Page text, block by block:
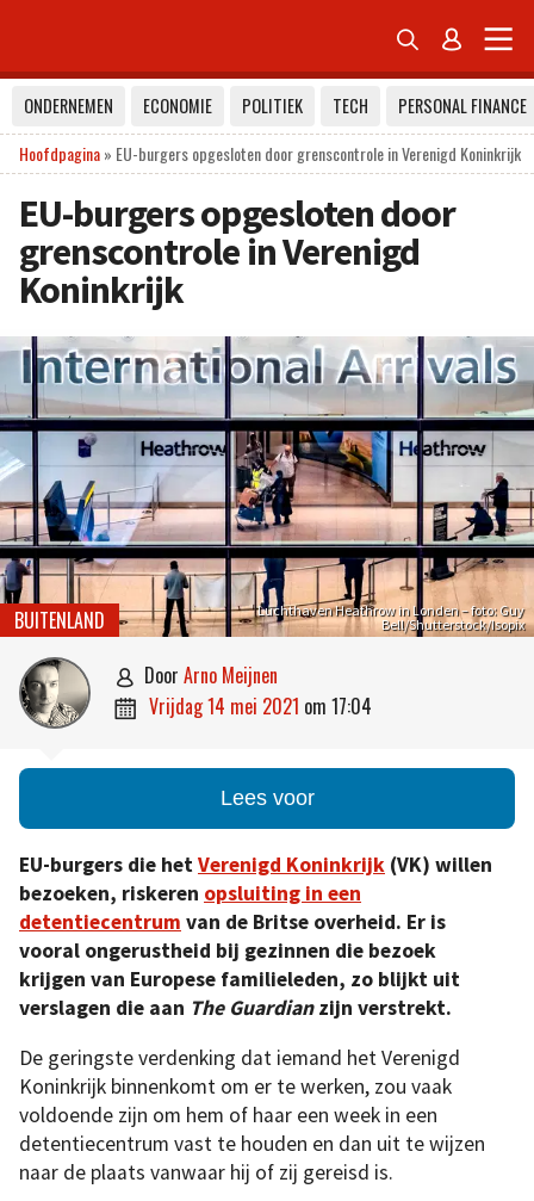
 
ONDERNEMEN ECONOMIE POLITIEK TECH
PERSONAL FINANCE
Hoofdpagina» EU-burgers opgesloten door grenscontrole in Verenigd Koninkrijk
EU-burgers opgesloten door
grenscontrole in Verenigd
Koninkrijk
Luchthaven Heathrow in Londen – foto: Guy
Bell/Shutterstock/Isopix
BUITENLAND
 door Arno Meijnen
 vrijdag 14 mei 2021 om 17:04
Lees voor
EU-burgers die hetVerenigd Koninkrijk (VK) willen
bezoeken, riskeren opsluiting in een
detentiecentrum van de Britse overheid. Er is
vooral ongerustheid bij gezinnen die bezoek
krijgen van Europese familieleden, zo blijkt uit
verslagen die aan The Guardianzijn verstrekt.
De geringste verdenking dat iemand het Verenigd
Koninkrijk binnenkomt om er te werken, zou vaak
voldoende zijn om hem of haar een week in een
detentiecentrum vast te houden en dan uit te wijzen
naar de plaats vanwaar hij of zij gereisd is.